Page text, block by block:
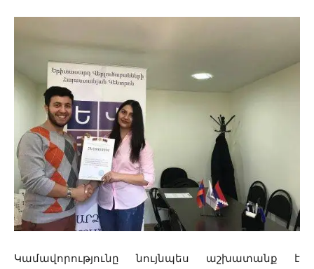
Կամավորությունը նույնպես աշխատանք է